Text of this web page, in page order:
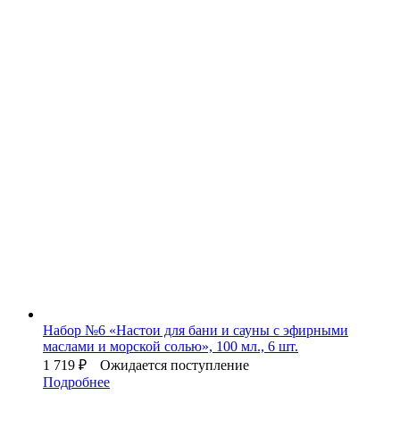
Набор №6 «Настои для бани и сауны с эфирными
маслами и морской солью», 100 мл., 6 шт.
1 719 ₽
Ожидается поступление
Подробнее